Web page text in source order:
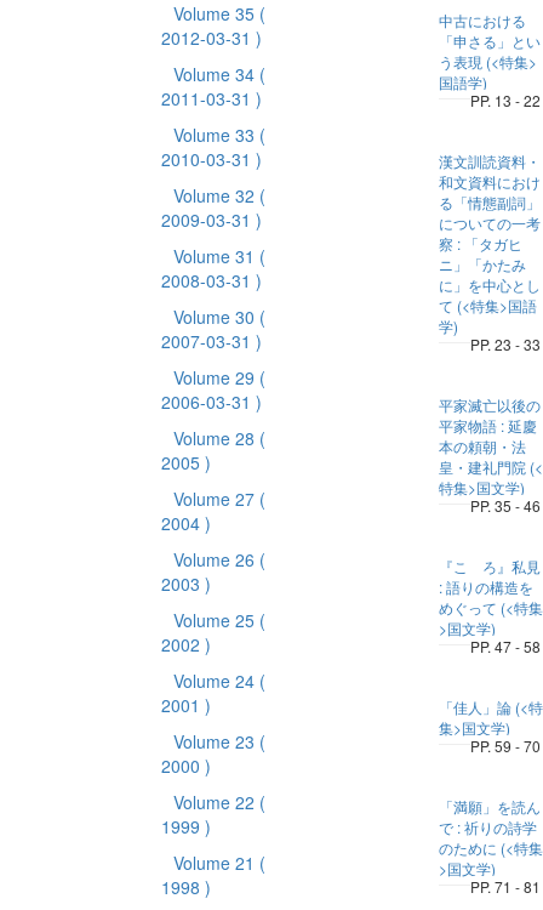
Volume 35 (
2012-03-31 )
Volume 34 (
2011-03-31 )
Volume 33 (
2010-03-31 )
Volume 32 (
2009-03-31 )
Volume 31 (
2008-03-31 )
Volume 30 (
2007-03-31 )
Volume 29 (
2006-03-31 )
Volume 28 (
2005 )
Volume 27 (
2004 )
Volume 26 (
2003 )
Volume 25 (
2002 )
Volume 24 (
2001 )
Volume 23 (
2000 )
Volume 22 (
1999 )
Volume 21 (
1998 )
中古における
「申さる」とい
う表現 (<特集>
国語学)
PP. 13 - 22
漢文訓読資料・
和文資料におけ
る「情態副詞」
についての一考
察 : 「タガヒ
ニ」「かたみ
に」を中心とし
て (<特集>国語
学)
PP. 23 - 33
平家滅亡以後の
平家物語 : 延慶
本の頼朝・法
皇・建礼門院 (<
特集>国文学)
PP. 35 - 46
『こゝろ』私見
: 語りの構造を
めぐって (<特集
>国文学)
PP. 47 - 58
「佳人」論 (<特
集>国文学)
PP. 59 - 70
「満願」を読ん
で : 祈りの詩学
のために (<特集
>国文学)
PP. 71 - 81